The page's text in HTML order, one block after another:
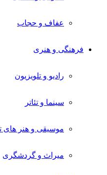
عفاف و حجاب
فرهنگی و هنری
رادیو و تلویزیون
سینما و تئاتر
موسیقی و هنر
میراث و گردشگری